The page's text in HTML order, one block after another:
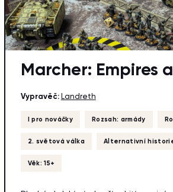
Marcher: Empires
Vypravěč: Landreth
I pro nováčky Rozsah: armády
2. světová válka Alternativní
Věk: 15+